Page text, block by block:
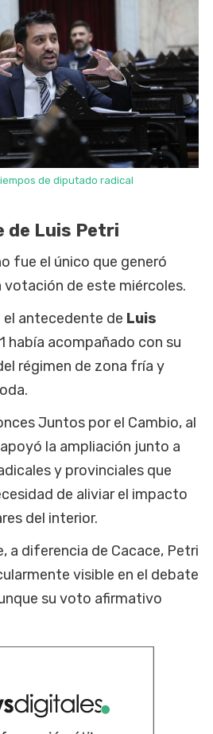
de diputado radical
de Luis Petri
fue el único que generó
de este miércoles.
el antecedente de Luis
había acompañado con su
régimen de zona fría y
Juntos por el Cambio, al
la ampliación junto a
y provinciales que
de aliviar el impacto
del interior.
a diferencia de Cacace, Petri
visible en el debate
su voto afirmativo